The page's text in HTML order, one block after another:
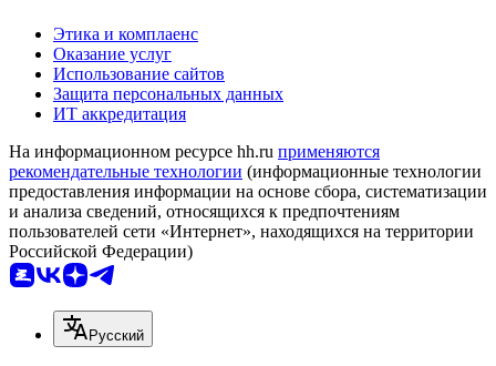
Этика и комплаенс
Оказание услуг
Использование сайтов
Защита персональных данных
ИТ аккредитация
На информационном ресурсе hh.ru применяются
рекомендательные технологии (информационные технологии
предоставления информации на основе сбора, систематизации
и анализа сведений, относящихся к предпочтениям
пользователей сети «Интернет», находящихся на территории
Российской Федерации)
Русский